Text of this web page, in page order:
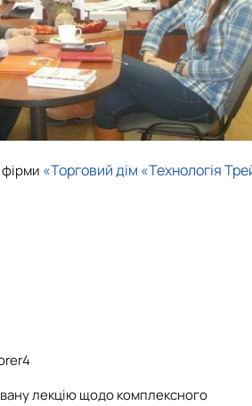
фірми «Торговий дім «Технологія
лекцію щодо комплексного